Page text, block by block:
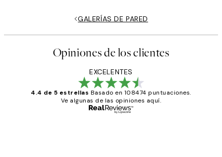
GALERÍAS DE PARED
Opiniones de los clientes
EXCELENTES
4.4 de 5 estrellas Basado en 108474 puntuaciones.
Ve algunas de las opiniones aquí.